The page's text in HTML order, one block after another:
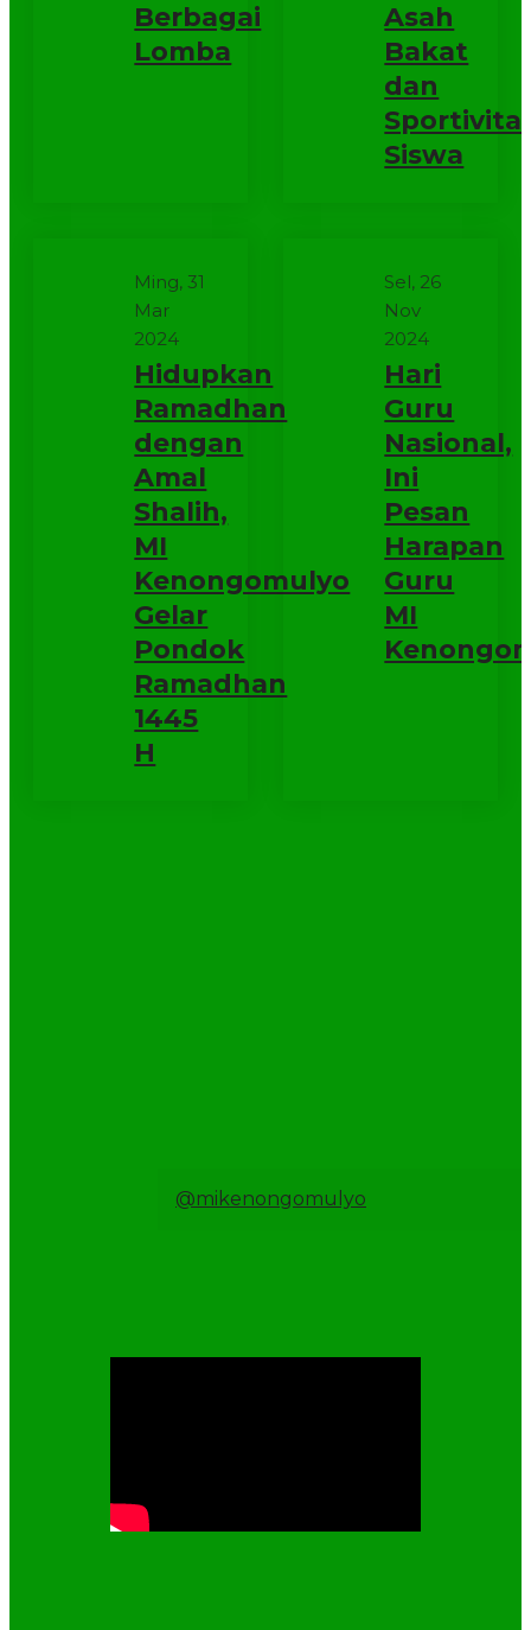
Berbagai
Lomba
Asah
Bakat
dan
Siswa
Ming, 31
Mar
2024
Hidupkan
Ramadhan
dengan
Amal
Shalih,
MI
Kenongomulyo
Gelar
Pondok
Ramadhan
1445
H
Sel, 26
Nov
2024
Hari
Guru
Nasional,
Ini
Pesan
Harapan
Guru
MI
@mikenongomulyo